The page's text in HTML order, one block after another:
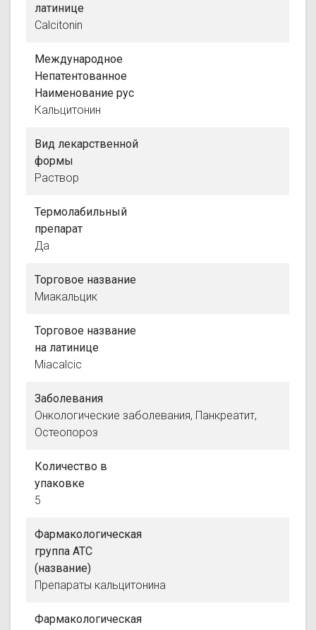
латинице
Calcitonin
Международное
Непатентованное
Наименование рус
Кальцитонин
Вид лекарственной
формы
Раствор
Термолабильный
препарат
Да
Торговое название
Миакальцик
Торговое название
на латинице
Miacalcic
Заболевания
Онкологические заболевания, Панкреатит,
Остеопороз
Количество в
упаковке
5
Фармакологическая
группа АТС
(название)
Препараты кальцитонина
Фармакологическая